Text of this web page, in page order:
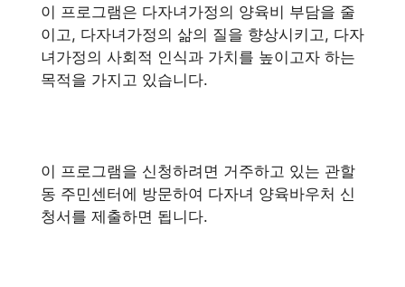
이 프로그램은 다자녀가정의 양육비 부담을 줄
이고, 다자녀가정의 삶의 질을 향상시키고, 다자
녀가정의 사회적 인식과 가치를 높이고자 하는
목적을 가지고 있습니다.
이 프로그램을 신청하려면 거주하고 있는 관할
동 주민센터에 방문하여 다자녀 양육바우처 신
청서를 제출하면 됩니다.